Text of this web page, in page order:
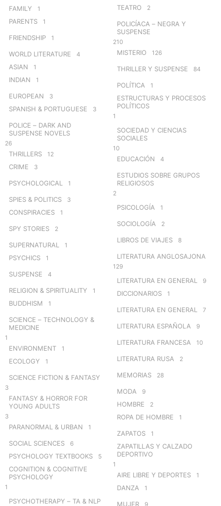
FAMILY 1
PARENTS 1
FRIENDSHIP 1
WORLD LITERATURE 4
ASIAN 1
INDIAN 1
EUROPEAN 3
SPANISH & PORTUGUESE 3
POLICE – DARK AND
SUSPENSE NOVELS
26
THRILLERS 12
CRIME 3
PSYCHOLOGICAL 1
SPIES & POLITICS 3
CONSPIRACIES 1
SPY STORIES 2
SUPERNATURAL 1
PSYCHICS 1
SUSPENSE 4
RELIGION & SPIRITUALITY 1
BUDDHISM 1
SCIENCE – TECHNOLOGY &
MEDICINE
1
ENVIRONMENT 1
ECOLOGY 1
SCIENCE FICTION & FANTASY
3
FANTASY & HORROR FOR
YOUNG ADULTS
3
PARANORMAL & URBAN 1
SOCIAL SCIENCES 6
PSYCHOLOGY TEXTBOOKS 5
COGNITION & COGNITIVE
PSYCHOLOGY
1
PSYCHOTHERAPY – TA & NLP
TEATRO 2
POLICÍACA – NEGRA Y
SUSPENSE
210
MISTERIO 126
THRILLER Y SUSPENSE 84
POLÍTICA 1
ESTRUCTURAS Y PROCESOS
POLÍTICOS
1
SOCIEDAD Y CIENCIAS
SOCIALES
10
EDUCACIÓN 4
ESTUDIOS SOBRE GRUPOS
RELIGIOSOS
2
PSICOLOGÍA 1
SOCIOLOGÍA 2
LIBROS DE VIAJES 8
LITERATURA ANGLOSAJONA
129
LITERATURA EN GENERAL 9
DICCIONARIOS 1
LITERATURA EN GENERAL 7
LITERATURA ESPAÑOLA 9
LITERATURA FRANCESA 10
LITERATURA RUSA 2
MEMORIAS 28
MODA 9
HOMBRE 2
ROPA DE HOMBRE 1
ZAPATOS 1
ZAPATILLAS Y CALZADO
DEPORTIVO
1
AIRE LIBRE Y DEPORTES 1
DANZA 1
MUJER 9